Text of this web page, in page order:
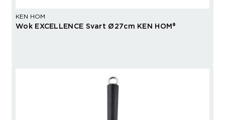
KEN HOM
Wok EXCELLENCE Svart Ø27cm KEN HOM®